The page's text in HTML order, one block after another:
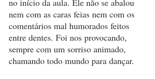
no início da aula. Ele não se abalou
nem com as caras feias nem com os
comentários mal humorados feitos
entre dentes. Foi nos provocando,
sempre com um sorriso animado,
chamando todo mundo para dançar.